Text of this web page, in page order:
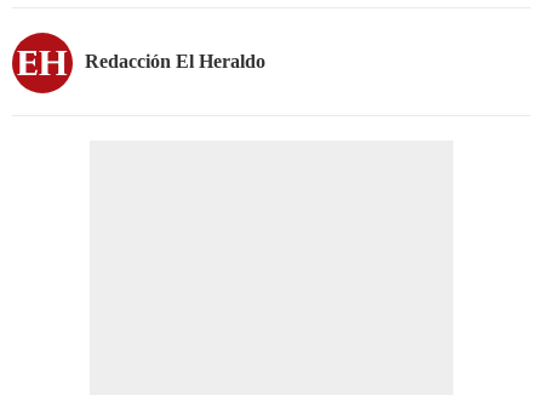
Redacción El Heraldo